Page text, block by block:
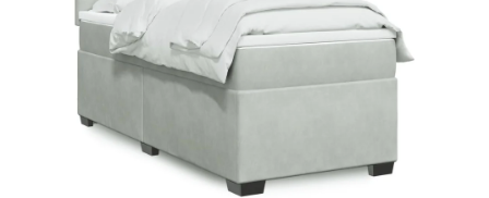
hviezdičiek.